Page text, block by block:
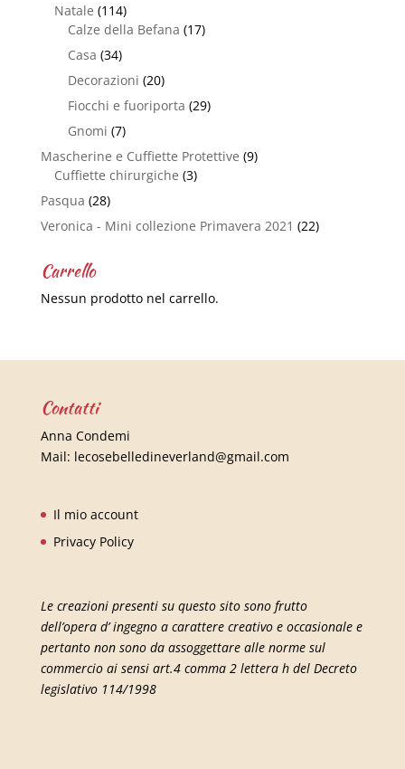
Natale (114)
Calze della Befana (17)
Casa (34)
Decorazioni (20)
Fiocchi e fuoriporta (29)
Gnomi (7)
Mascherine e Cuffiette Protettive (9)
Cuffiette chirurgiche (3)
Pasqua (28)
Veronica - Mini collezione Primavera 2021 (22)
Carrello
Nessun prodotto nel carrello.
Contatti
Anna Condemi
Mail: lecosebelledineverland@gmail.com
Il mio account
Privacy Policy
Le creazioni presenti su questo sito sono frutto
dell’opera d’ ingegno a carattere creativo e occasionale e
pertanto non sono da assoggettare alle norme sul
commercio ai sensi art.4 comma 2 lettera h del Decreto
legislativo 114/1998